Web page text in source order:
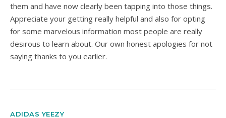
them and have now clearly been tapping into those things.
Appreciate your getting really helpful and also for opting
for some marvelous information most people are really
desirous to learn about. Our own honest apologies for not
saying thanks to you earlier.
ADIDAS YEEZY